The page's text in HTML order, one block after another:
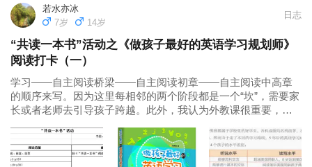
若水亦冰
7岁
14岁
日志
“共读一本书”活动之《做孩子最好的英语学习规划师》
阅读打卡（一）
学习——自主阅读桥梁——自主阅读初章——自主阅读中高章
的顺序来写。因为这里每相邻的两个阶段都是一个“坎”，需要家
长或者老师去引导孩子跨越。此外，我认为外教课很重要，语
听说读写还是要都兼顾到，只是每个阶段的学习侧重点会有所
不同。 Day2打卡# 盖...